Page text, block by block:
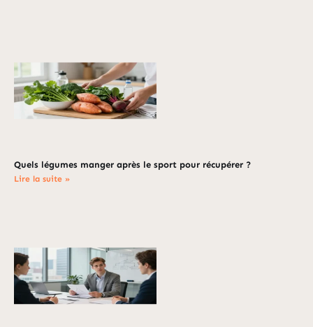
Quels légumes manger après le sport pour récupérer ?
Lire la suite »